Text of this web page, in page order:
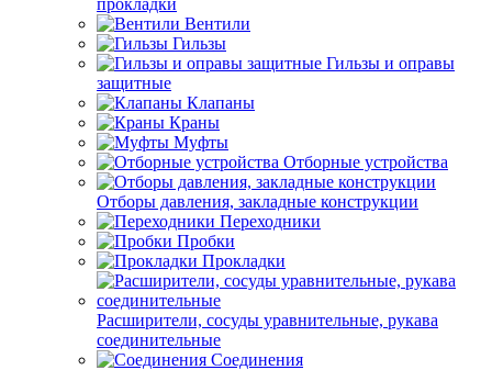
прокладки
Вентили
Гильзы
Гильзы и оправы
защитные
Клапаны
Краны
Муфты
Отборные устройства
Отборы давления, закладные конструкции
Переходники
Пробки
Прокладки
Расширители, сосуды уравнительные, рукава
соединительные
Соединения